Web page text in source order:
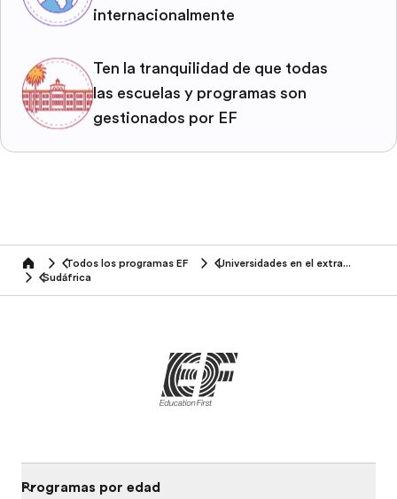
internacionalmente
Ten la tranquilidad de que todas
las escuelas y programas son
gestionados por EF
home Todos los programas EF
Universidades en el extranjero
Sudáfrica
Programas por edad